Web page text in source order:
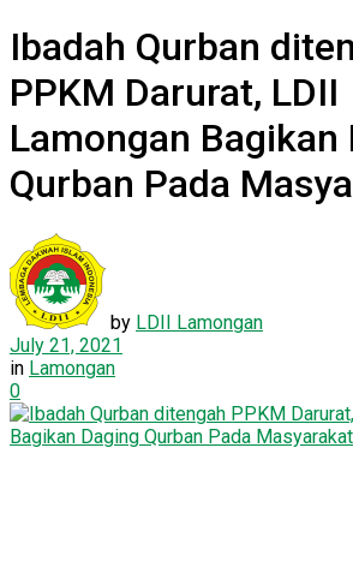
Ibadah Qurban
PPKM Darurat, LDII
Lamongan Bagikan
Qurban Pada
by LDII Lamongan
July 21, 2021
in Lamongan
0